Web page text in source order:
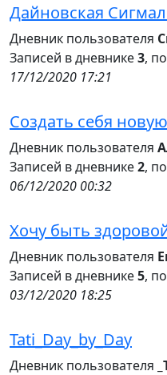
Дайновская
Дневник пользователя
Записей в дневнике3,
17/12/2020 17:21
Создать себя новую
Дневник пользователя
Записей в дневнике2,
06/12/2020 00:32
Хочу быть
Дневник пользователя
Записей в дневнике5,
03/12/2020 18:25
Tati_Day_by_Day
Дневник пользователя